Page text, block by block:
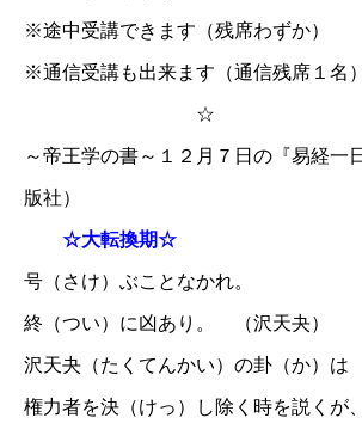
※途中受講できます（残席わずか）
※通信受講も出来ます（通信残席１名）
☆
～帝王学の書～１２月７日の『易経一
版社）
☆大転換期☆
号（さけ）ぶことなかれ。
終（つい）に凶あり。 （沢天夬）
沢天夬（たくてんかい）の卦（か）は
権力者を決（けっ）し除く時を説くが、